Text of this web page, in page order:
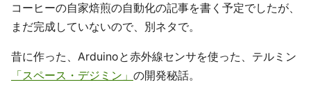
コーヒーの自家焙煎の自動化の記事を書く予定でしたが、
まだ完成していないので、別ネタで。
昔に作った、Arduinoと赤外線センサを使った、テルミン
「スペース・デジミン」 の開発秘話。